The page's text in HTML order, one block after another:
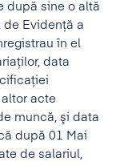
după sine o altă
de Evidenţă a
în el
data
acte
muncă, şi data
după 01 Mai
de salariul,